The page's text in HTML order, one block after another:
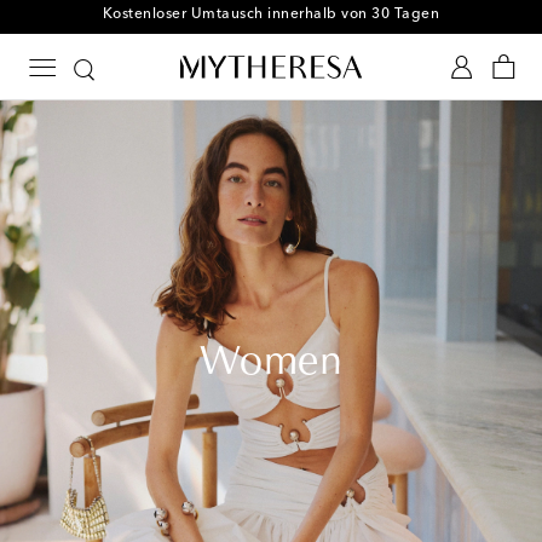
Kostenloser Umtausch innerhalb von 30 Tagen
Women